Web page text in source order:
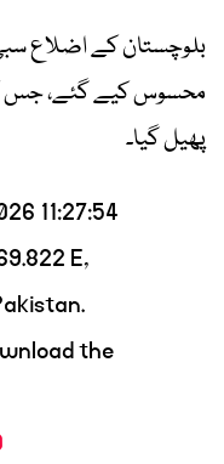
بلوچستان کے اضلاع
محسوس کیے گئے، جس
پھیل گیا۔
11:27:54
E,
the